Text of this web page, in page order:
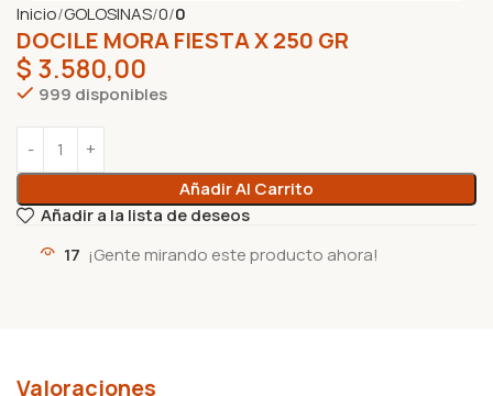
Inicio GOLOSINAS 0 0
DOCILE MORA FIESTA X 250 GR
$ 3.580,00
999 disponibles
Añadir Al Carrito
Añadir a la lista de deseos
17 ¡Gente mirando este producto ahora!
Valoraciones